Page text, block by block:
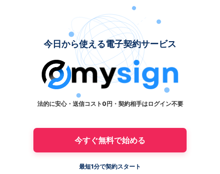
今日から使える電子契約サービス
法的に安心・送信コスト0円・契約相手はログイン不要
今すぐ無料で始める
最短1分で契約スタート